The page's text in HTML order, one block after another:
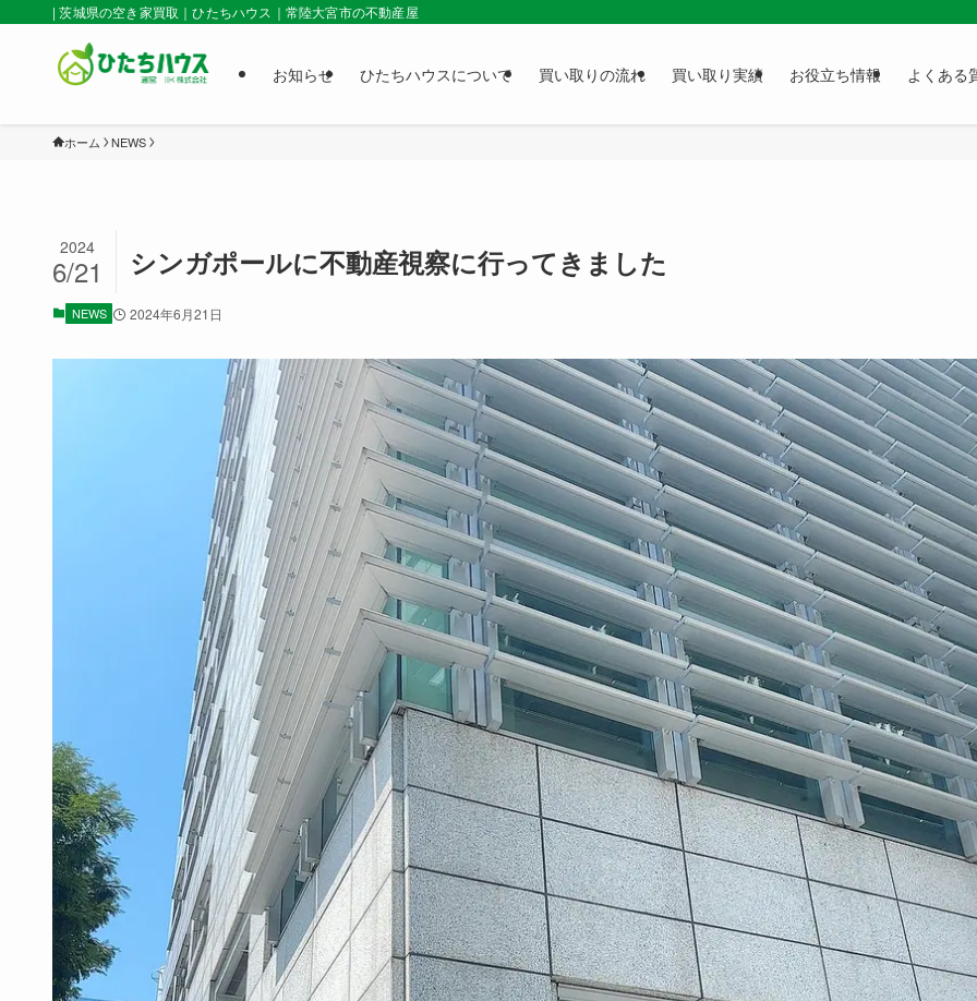
| 茨城県の空き家買取｜ひたちハウス｜常陸大宮市の不動産屋
お知らせ ひたちハウスについて 買い取りの流れ 買い取り実績 お役立ち情報 よくある
ホーム NEWS
シンガポールに不動産視察に行ってきました
2024
6/21
NEWS 2024年6月21日